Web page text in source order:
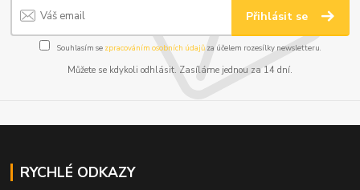
Přihlásit se
Souhlasím se zpracováním osobních údajůza účelem rozesílky newsletteru.
Můžete se kdykoli odhlásit. Zasíláme jednou za 14 dní.
RYCHLÉ ODKAZY